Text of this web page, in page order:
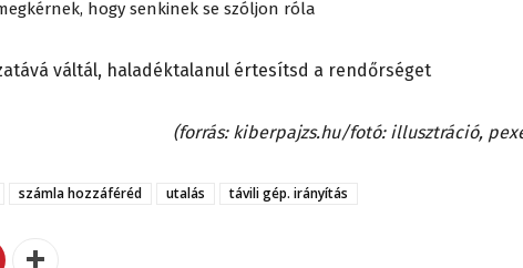
hogy senkinek se szóljon róla
váltál, haladéktalanul értesítsd a rendőrséget
(forrás: kiberpajzs.hu/fotó: illusztráció,
számla hozzáféréd utalás távili gép. irányítás